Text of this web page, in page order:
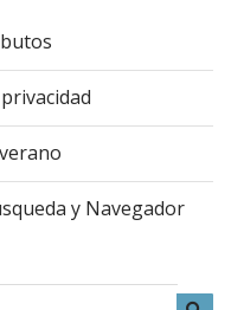
y Navegador